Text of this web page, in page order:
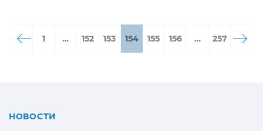
1 … 152 153 154 155 156 … 257
НОВОСТИ